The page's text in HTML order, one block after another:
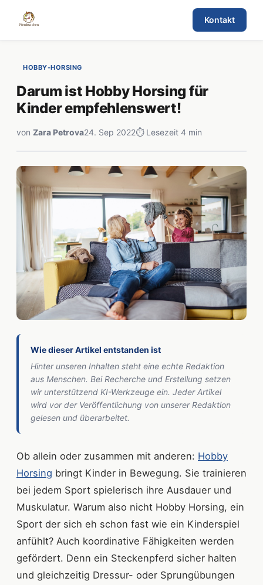
Kontakt
HOBBY-HORSING
Darum ist Hobby Horsing für
Kinder empfehlenswert!
von Zara Petrova24. Sep 2022⏱ Lesezeit 4 min
Wie dieser Artikel entstanden ist
Hinter unseren Inhalten steht eine echte Redaktion
aus Menschen. Bei Recherche und Erstellung setzen
wir unterstützend KI-Werkzeuge ein. Jeder Artikel
wird vor der Veröffentlichung von unserer Redaktion
gelesen und überarbeitet.
Ob allein oder zusammen mit anderen: Hobby
Horsing bringt Kinder in Bewegung. Sie trainieren
bei jedem Sport spielerisch ihre Ausdauer und
Muskulatur. Warum also nicht Hobby Horsing, ein
Sport der sich eh schon fast wie ein Kinderspiel
anfühlt? Auch koordinative Fähigkeiten werden
gefördert. Denn ein Steckenpferd sicher halten
und gleichzeitig Dressur- oder Sprungübungen